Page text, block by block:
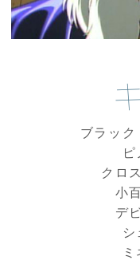
ブラック
クロ
小
デ
シ